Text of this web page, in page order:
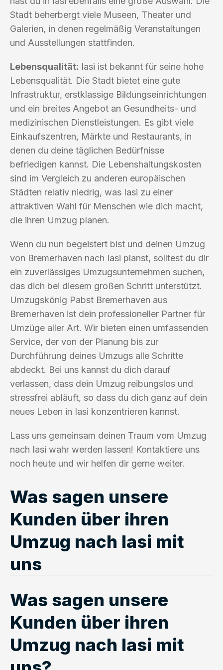
Stadt beherbergt viele Museen, Theater und
Galerien, in denen regelmäßig Veranstaltungen
und Ausstellungen stattfinden.
Lebensqualität: Iasi ist bekannt für seine hohe
Lebensqualität. Die Stadt bietet eine gute
Infrastruktur, erstklassige Bildungseinrichtungen
und ein breites Angebot an Gesundheits- und
medizinischen Dienstleistungen. Es gibt viele
Einkaufszentren, Märkte und Restaurants, in
denen du deine täglichen Bedürfnisse
befriedigen kannst. Die Lebenshaltungskosten
sind im Vergleich zu anderen europäischen
Städten relativ niedrig, was Iasi zu einer
attraktiven Wahl für Menschen wie dich macht,
die ihren Umzug planen.
Wenn du nun begeistert bist und deinen Umzug
von Bremerhaven nach Iasi planst, solltest du dir
ein zuverlässiges Umzugsunternehmen suchen,
das dich bei diesem großen Schritt unterstützt.
Umzugskönig Pabst Bremerhaven aus
Bremerhaven ist dein professioneller Partner für
Umzüge aller Art. Wir bieten einen umfassenden
Service, der von der Planung bis zur
Durchführung deines Umzugs alle Schritte
abdeckt. Bei uns kannst du dich darauf
verlassen, dass dein Umzug reibungslos und
stressfrei abläuft, so dass du dich ganz auf dein
neues Leben in Iasi konzentrieren kannst.
Lass uns gemeinsam deinen Traum vom Umzug
nach Iasi wahr werden lassen! Kontaktiere uns
noch heute und wir helfen dir gerne weiter.
Was sagen unsere
Kunden über ihren
Umzug nach Iasi mit
uns
Was sagen unsere
Kunden über ihren
Umzug nach Iasi mit